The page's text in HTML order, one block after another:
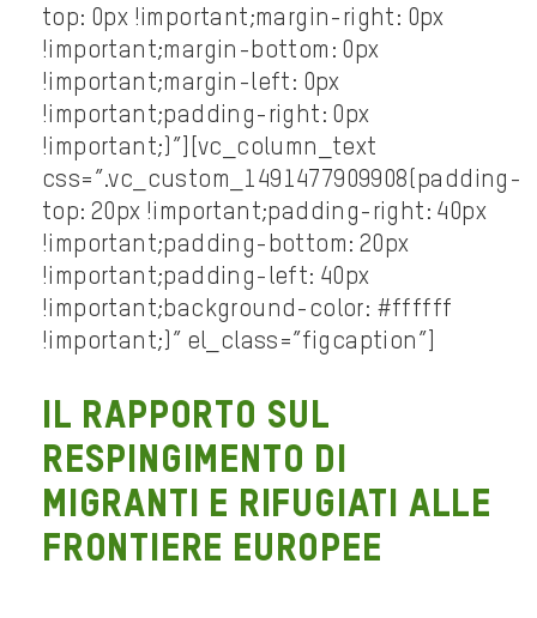
top: 0px !important;margin-right: 0px
!important;margin-bottom: 0px
!important;margin-left: 0px
!important;padding-right: 0px
!important;}”][vc_column_text
css=”.vc_custom_1491477909908{padding-
top: 20px !important;padding-right: 40px
!important;padding-bottom: 20px
!important;padding-left: 40px
!important;background-color: #ffffff
!important;}” el_class=”figcaption”]
Il rapporto sul
respingimento di
migranti e rifugiati alle
frontiere europee